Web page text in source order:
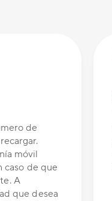
de
móvil
caso de que
A
que desea